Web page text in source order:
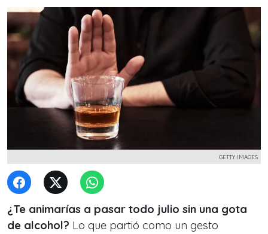
GETTY IMAGES
¿Te animarías a pasar todo julio sin una gota
de alcohol? Lo que partió como un gesto